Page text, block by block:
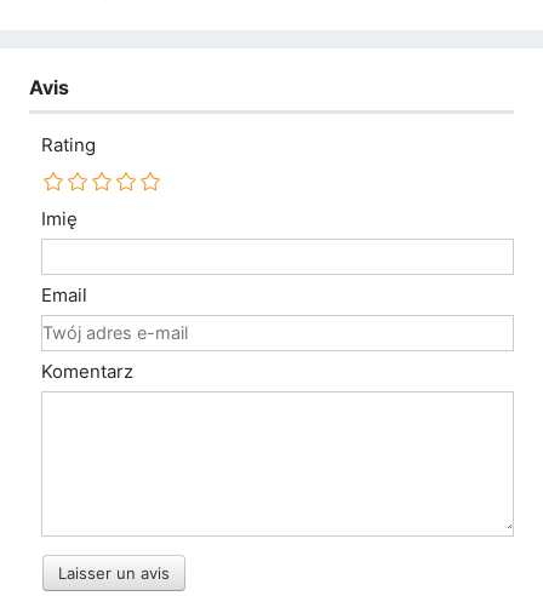
Avis
Rating
Imię
Email
Komentarz
Laisser un avis